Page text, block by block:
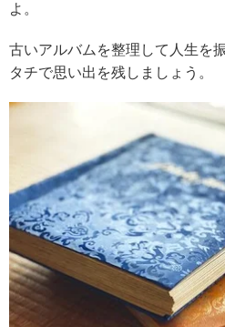
よ。
古いアルバムを整理して人生を
タチで思い出を残しましょう。